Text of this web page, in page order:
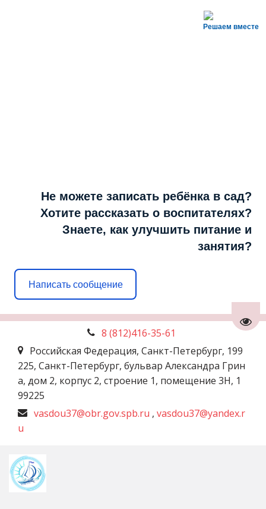
Решаем вместе
Не можете записать ребёнка в сад?
Хотите рассказать о воспитателях?
Знаете, как улучшить питание и
занятия?
Написать сообщение
8 (812)416-35-61
Российская Федерация, Санкт-Петербург, 199
225, Санкт-Петербург, бульвар Александра Грин
а, дом 2, корпус 2, строение 1, помещение 3Н, 1
99225
vasdou37@obr.gov.spb.ru , vasdou37@yandex.r
u